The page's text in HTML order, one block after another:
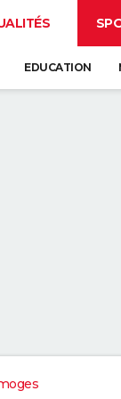
EDUCATION